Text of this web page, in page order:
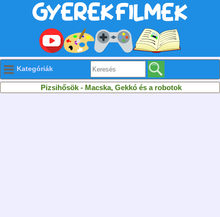
Kategóriák
Pizsihősök - Macska, Gekkó és a robotok